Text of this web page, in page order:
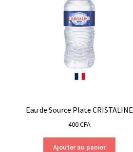
Eau de Source Plate CRISTALINE
400CFA
Ajouter au panier